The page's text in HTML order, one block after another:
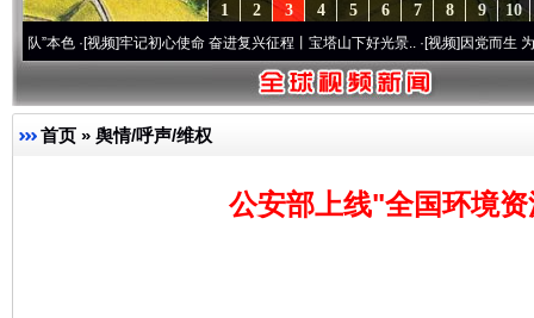
10
9
8
7
6
5
4
3
2
1
·[视频]牢记初心使命 奋进复兴征程丨宝塔山下好光景..·[视频]因党而生 为党而战——
首页 » 舆情/呼声/维权
公安部上线"全国环境